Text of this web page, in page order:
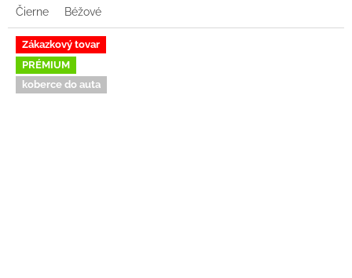
Čierne Béžové
Zákazkový tovar
PRÉMIUM
koberce do auta